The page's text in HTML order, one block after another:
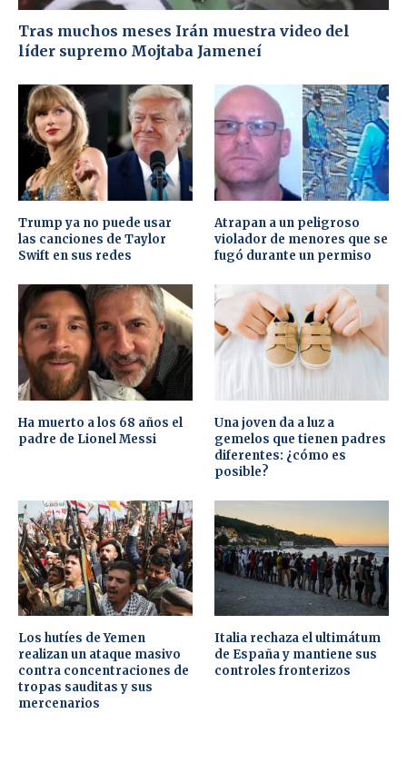
Tras muchos meses Irán muestra video del
líder supremo Mojtaba Jameneí
Trump ya no puede usar
las canciones de Taylor
Swift en sus redes
Atrapan a un peligroso
violador de menores que se
fugó durante un permiso
Ha muerto a los 68 años el
padre de Lionel Messi
Una joven da a luz a
gemelos que tienen padres
diferentes: ¿cómo es
posible?
Los hutíes de Yemen
realizan un ataque masivo
contra concentraciones de
tropas sauditas y sus
mercenarios
Italia rechaza el ultimátum
de España y mantiene sus
controles fronterizos